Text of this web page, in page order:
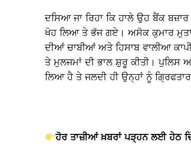
ਦਸਿਆ ਜਾ ਰਿਹਾ ਕਿ ਹਾਲੇ ਉਹ ਬੈਂਕ
ਖੋਹ ਲਿਆ ਤੇ ਭੱਜ ਗਏ। ਅਸੋਕ ਕੁਮਾਰ
ਦੀਆਂ ਚਾਬੀਆਂ ਅਤੇ ਹਿਸਾਬ ਵਾਲੀਆ
ਤੇ ਮੁਲਜਮਾਂ ਦੀ ਭਾਲ ਸ਼ੁਰੂ ਕੀਤੀ। ਪੁਲਿਸ
ਲਿਆ ਹੈ ਤੇ ਜਲਦੀ ਹੀ ਉਨ੍ਹਾਂ ਨੂੰ
ਹੋਰ ਤਾਜ਼ੀਆਂ ਖ਼ਬਰਾਂ ਪੜ੍ਹਨ ਲਈ ਹੇਠ